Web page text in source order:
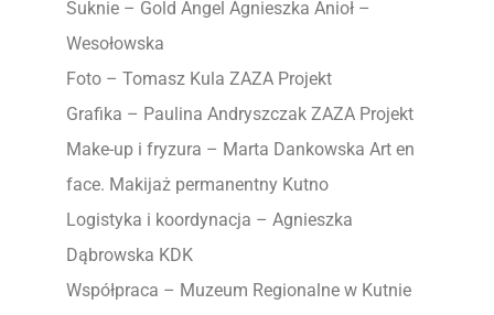
Suknie – Gold Angel Agnieszka Anioł –
Wesołowska
Foto – Tomasz Kula ZAZA Projekt
Grafika – Paulina Andryszczak ZAZA Projekt
Make-up i fryzura – Marta Dankowska Art en
face. Makijaż permanentny Kutno
Logistyka i koordynacja – Agnieszka
Dąbrowska KDK
Współpraca – Muzeum Regionalne w Kutnie